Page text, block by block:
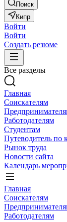
Поиск
Кипр
Войти
Войти
Создать резюме
Все разделы
Главная
Соискателям
Работодателям
Студентам
Путеводитель по
Рынок труда
Новости сайта
Календарь
Главная
Соискателям
Работодателям